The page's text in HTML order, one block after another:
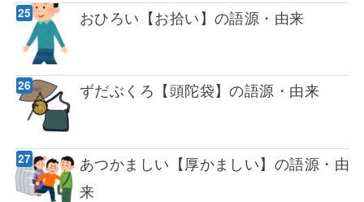
おひろい【お拾い】の語源・由来
ずだぶくろ【頭陀袋】の語源・由来
あつかましい【厚かましい】の語源・由
来